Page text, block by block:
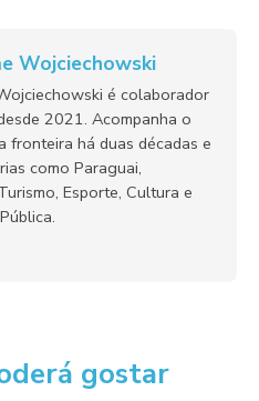
Wojciechowski
é colaborador
2021. Acompanha o
fronteira há duas décadas e
como Paraguai,
Esporte, Cultura e
gostar